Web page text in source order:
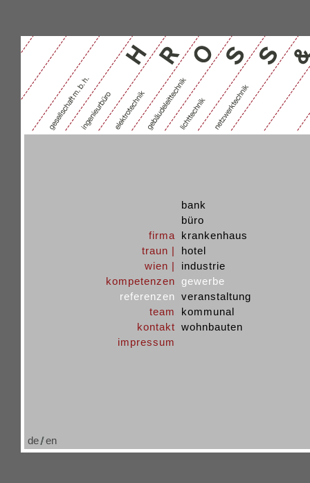
de en
firma
traun |
wien |
kompetenzen
referenzen
bank
büro
krankenhaus
hotel
industrie
gewerbe
veranstaltung
kommunal
wohnbauten
team
kontakt
impressum